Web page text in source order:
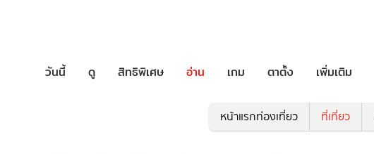
วันนี้ ดู สิทธิพิเศษ อ่าน เกม ตาตั้ง เพิ่มเติม
หน้าแรกท่องเที่ยว ที่เที่ยว